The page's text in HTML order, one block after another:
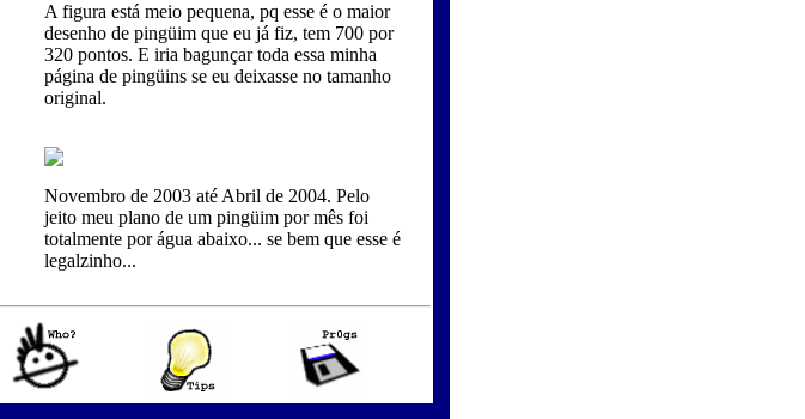
A figura está meio pequena, pq esse é o maior
desenho de pingüim que eu já fiz, tem 700 por
320 pontos. E iria bagunçar toda essa minha
página de pingüins se eu deixasse no tamanho
original.
Novembro de 2003 até Abril de 2004. Pelo
jeito meu plano de um pingüim por mês foi
totalmente por água abaixo... se bem que esse é
legalzinho...